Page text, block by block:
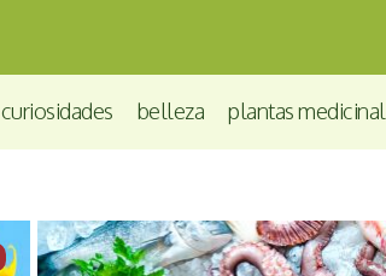
curiosidades belleza plantas